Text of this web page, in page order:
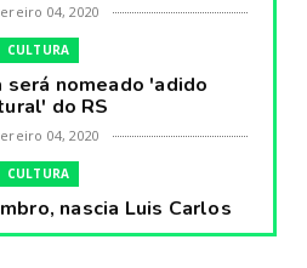
04, 2020
CULTURA
será nomeado 'adido
do RS
04, 2020
CULTURA
nascia Luis Carlos
o Cavaleiro ...